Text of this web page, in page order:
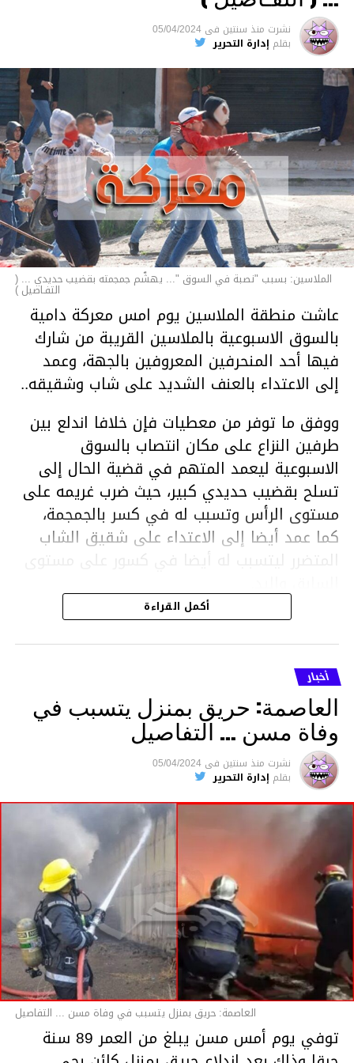
السجن لمدة تصل إلى 20 عاما.
الأخبار
نشرت منذ سنتين فى 05/04/2024
بقلم إدارة التحرير
الملاسين: بسبب "نصبة في السوق "... يهشّم جمجمته بقضيب حديدي ... (
التفـاصيل )
عاشت منطقة الملاسين يوم امس معركة دامية
بالسوق الاسبوعية بالملاسين القريبة من شارك
فيها أحد المنحرفين المعروفين بالجهة، وعمد
إلى الاعتداء بالعنف الشديد على شاب وشقيقه..
ووفق ما توفر من معطيات فإن خلافا اندلع بين
طرفين النزاع على مكان انتصاب بالسوق
الاسبوعية ليعمد المتهم في قضية الحال إلى
تسلح بقضيب حديدي كبير، حيث ضرب غريمه على
مستوى الرأس وتسبب له في كسر بالجمجمة،
كما عمد أيضا إلى الاعتداء على شقيق الشاب
المتضرر ليتسبب له أيضا في كسور على مستوى
هذا وقد تمكن أعوان مركز الأمن الوطني بحي
هلال في توقيت قياسي من محاصرة المشتبه به
والقبض عليه وإحالته على التحقيق في خصوص
ما نُسبه إليه.
متابعة
قسم الاخبار
أكمل القراءة
أخبار
العاصمة: حريق بمنزل يتسبب في
وفاة مسن … التفاصيل
نشرت منذ سنتين فى 05/04/2024
بقلم إدارة التحرير
العاصمة: حريق بمنزل يتسبب في وفاة مسن ... التفاصيل
توفي يوم أمس مسن يبلغ من العمر 89 سنة